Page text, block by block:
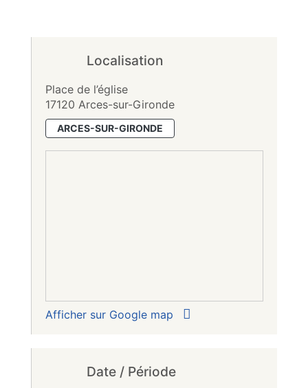
Localisation
Place de l’église
17120 Arces-sur-Gironde
ARCES-SUR-GIRONDE
Afficher sur Google map
Date / Période